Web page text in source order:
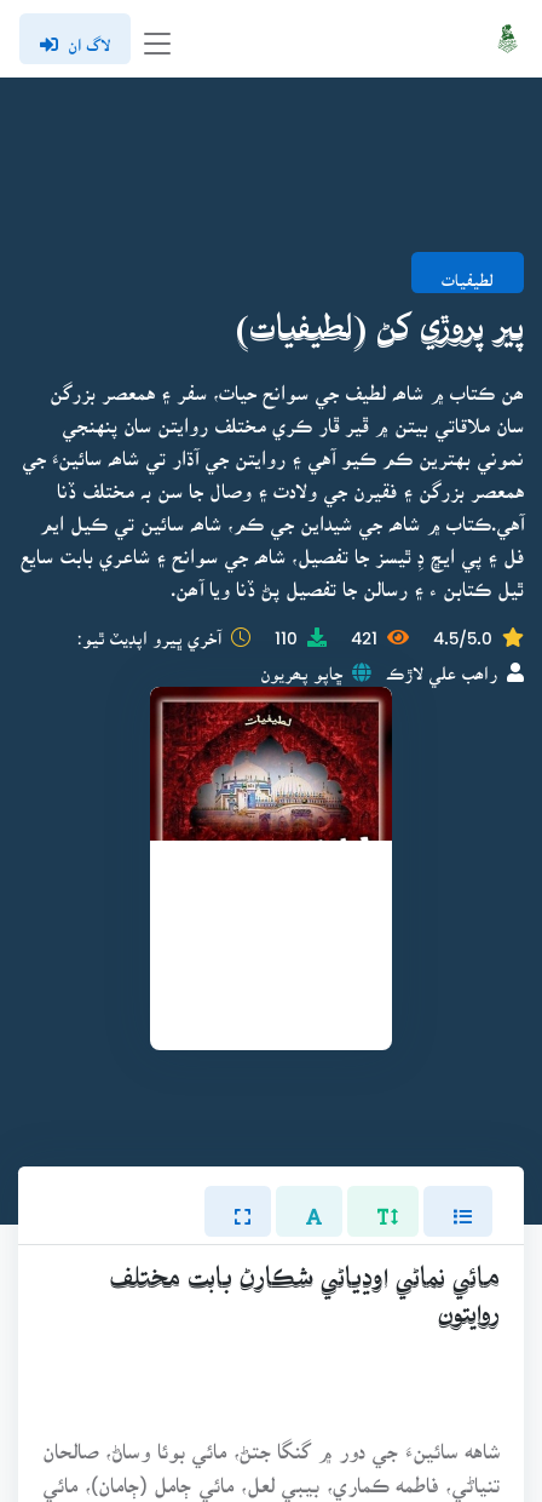
لاگ ان
لطيفيات
پير پروڙي کڻ (لطيفيات)
ھن ڪتاب ۾ شاھہ لطيف جي سوانح حيات، سفر ۽ همعصر بزرگن
سان ملاقاتي بيتن ۾ ڦير ڦار ڪري مختلف روايتن سان پنهنجي
نموني بهترين ڪم ڪيو آهي ۽ روايتن جي آڌار تي شاھہ سائينءَ جي
همعصر بزرگن ۽ فقيرن جي ولادت ۽ وصال جا سن بہ مختلف ڏنا
آهي.ڪتاب ۾ شاھہ جي شيداين جي ڪم، شاھہ سائين تي ڪيل ايم
فل ۽ پي ايڇ ڊِ ٿيسز جا تفصيل، شاھہ جي سوانح ۽ شاعري بابت سايع
ٿيل ڪتابن ء ۽ رسالن جا تفصيل پڻ ڏنا ويا آھن.
4.5/5.0
421
110 آخري ڀيرو اپڊيٽ ٿيو:
راھب علي لاڙڪ ڇاپو پھريون
مائي نماڻي اوڍياڻي شڪارڻ بابت مختلف
روايتون
شاهه سائينءَ جي دور ۾ گنگا جتڻ، مائي بوئا وساڻ، صالحان
تنياڻي، فاطمه ڪماري، بيبي لعل، مائي ڄامل (ڄامان)، مائي